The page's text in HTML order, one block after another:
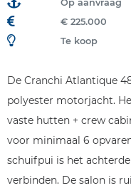
Op aanvraag
€ 225.000
Te koop
De Cranchi Atlantique
polyester motorjacht.
vaste hutten + crew
voor minimaal 6
schuifpui is het
verbinden. De salon is